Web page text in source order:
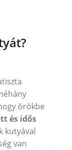
örökbe
és idős
kutyával
van